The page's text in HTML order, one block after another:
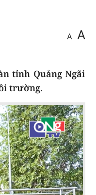
A A
tỉnh Quảng Ngãi
trường.